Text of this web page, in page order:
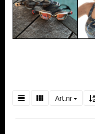
Art.nr